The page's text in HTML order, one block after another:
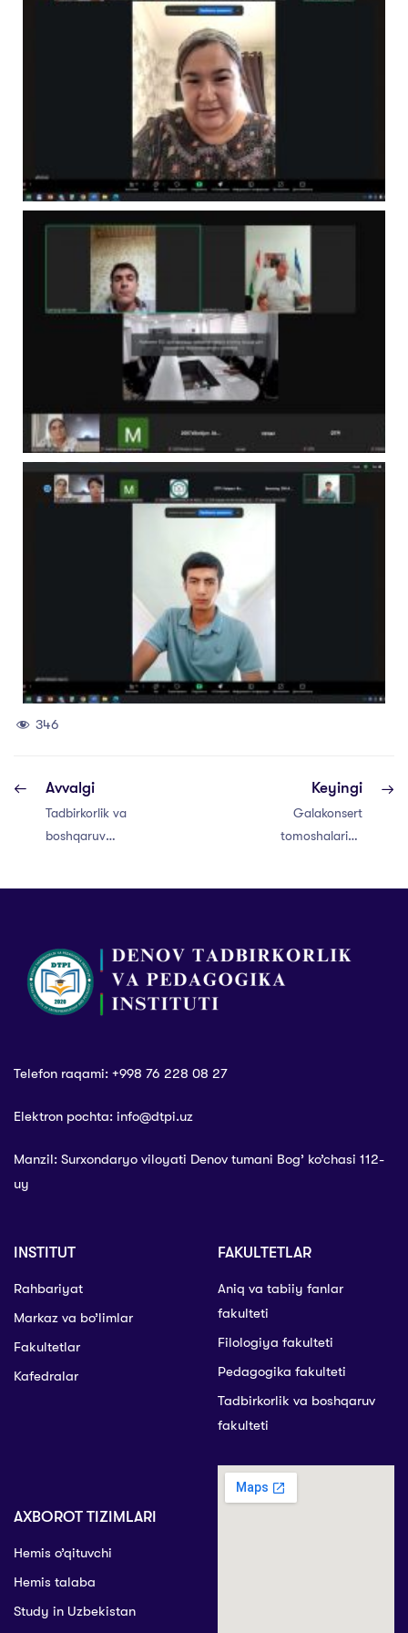
346
Avvalgi
Tadbirkorlik va
boshqaruv
kengaytirilgan
tartibda bo’lib
o’tdi.
Keyingi
Galakonsert
tomoshalariga
Telefon raqami: +998 76 228 08 27
Elektron pochta: info@dtpi.uz
Manzil: Surxondaryo viloyati Denov tumani Bog’ ko’chasi 112-
uy
INSTITUT
Rahbariyat
Markaz va bo’limlar
Fakultetlar
Kafedralar
FAKULTETLAR
Aniq va tabiiy fanlar
fakulteti
Filologiya fakulteti
Pedagogika fakulteti
Tadbirkorlik va boshqaruv
fakulteti
AXBOROT TIZIMLARI
Hemis o’qituvchi
Hemis talaba
Study in Uzbekistan